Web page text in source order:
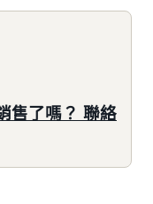
售了嗎？ 聯絡